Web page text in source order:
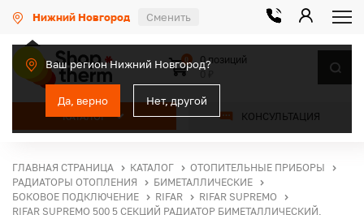
Нижний Новгород Сменить
Ваш регион Нижний Новгород?
Да, верно Нет, другой
КАТАЛОГ КОНСУЛЬТАЦИЯ
0
0 позиций
ГЛАВНАЯ СТРАНИЦА КАТАЛОГ
ОТОПИТЕЛЬНЫЕ ПРИБОРЫ
РАДИАТОРЫ ОТОПЛЕНИЯ
БИМЕТАЛЛИЧЕСКИЕ
БОКОВОЕ ПОДКЛЮЧЕНИЕ
RIFAR
RIFAR SUPREMO
RIFAR SUPREMO 500 5 СЕКЦИЙ РАДИАТОР БИМЕТАЛЛИЧЕСКИЙ,